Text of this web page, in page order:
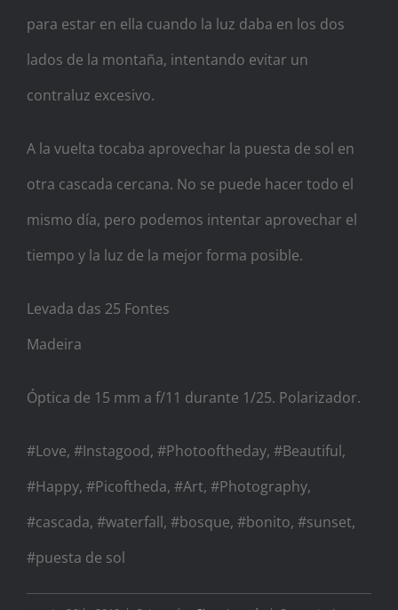
para estar en ella cuando la luz daba en los dos
lados de la montaña, intentando evitar un
contraluz excesivo.
A la vuelta tocaba aprovechar la puesta de sol en
otra cascada cercana. No se puede hacer todo el
mismo día, pero podemos intentar aprovechar el
tiempo y la luz de la mejor forma posible.
Levada das 25 Fontes
Madeira
Óptica de 15 mm a f/11 durante 1/25. Polarizador.
#Love, #Instagood, #Photooftheday, #Beautiful,
#Happy, #Picoftheda, #Art, #Photography,
#cascada, #waterfall, #bosque, #bonito, #sunset,
#puesta de sol